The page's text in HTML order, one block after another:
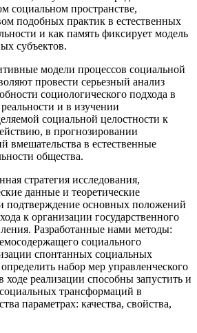
социальном пространстве,
подобных практик в естественных
и как память фиксирует модель
субъектов.
модели процессов социальной
провести серьезный анализ
социологического подхода в
и в изучении
социальной целостности к
в прогнозировании
вмешательства в естественные
общества.
стратегия исследования,
данные и теоретические
подтверждение основных положений
к организации государственного
Разработанные нами методы:
социального
спонтанных социальных
набор мер управленческого
ходе реализации способны запустить и
трансформаций в
параметрах: качества, свойства,